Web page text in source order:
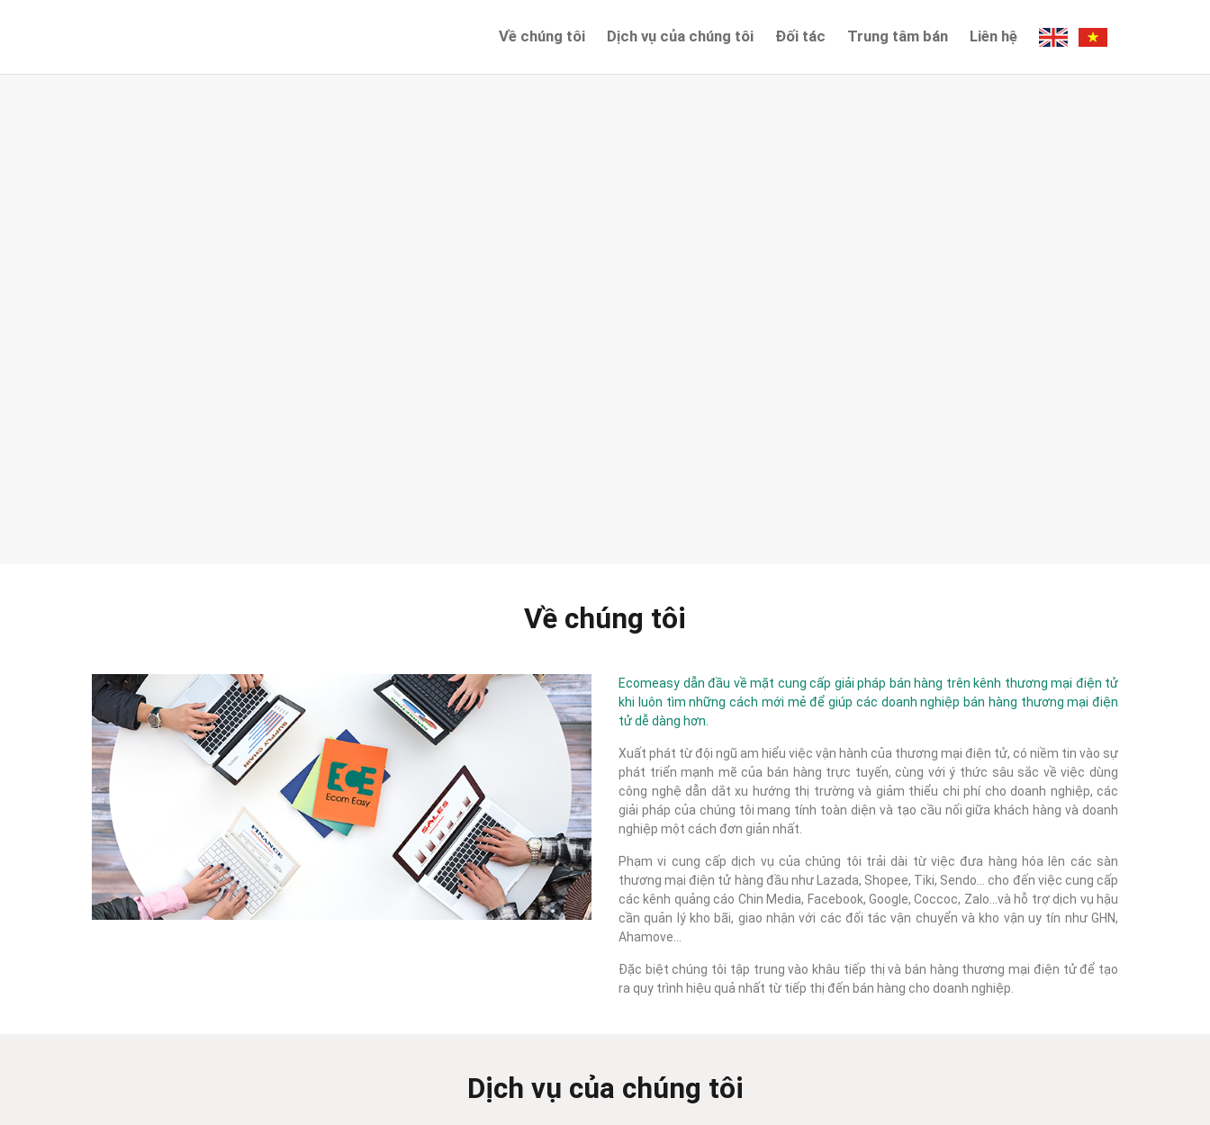
Về chúng tôi Dịch vụ của chúng tôi Đối tác Trung tâm bán Liên hệ
Về chúng tôi
Ecomeasy dẫn đầu về mặt cung cấp giải pháp bán hàng trên kênh thương mại điện tử
khi luôn tìm những cách mới mẻ để giúp các doanh nghiệp bán hàng thương mại điện
tử dễ dàng hơn.
Xuất phát từ đội ngũ am hiểu việc vận hành của thương mại điện tử, có niềm tin vào sự
phát triển mạnh mẽ của bán hàng trực tuyến, cùng với ý thức sâu sắc về việc dùng
công nghệ dẫn dắt xu hướng thị trường và giảm thiểu chi phí cho doanh nghiệp, các
giải pháp của chúng tôi mang tính toàn diện và tạo cầu nối giữa khách hàng và doanh
nghiệp một cách đơn giản nhất.
Phạm vi cung cấp dịch vụ của chúng tôi trải dài từ việc đưa hàng hóa lên các sàn
thương mại điện tử hàng đầu như Lazada, Shopee, Tiki, Sendo... cho đến việc cung cấp
các kênh quảng cáo Chin Media, Facebook, Google, Coccoc, Zalo...và hỗ trợ dịch vụ hậu
cần quản lý kho bãi, giao nhận với các đối tác vận chuyển và kho vận uy tín như GHN,
Ahamove...
Đặc biệt chúng tôi tập trung vào khâu tiếp thị và bán hàng thương mại điện tử để tạo
ra quy trình hiệu quả nhất từ tiếp thị đến bán hàng cho doanh nghiệp.
Dịch vụ của chúng tôi